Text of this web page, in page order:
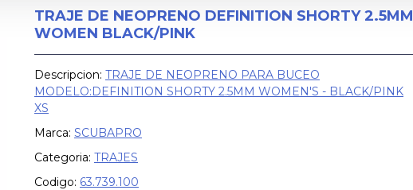
TRAJE DE NEOPRENO DEFINITION SHORTY 2.5MM
WOMEN BLACK/PINK
Descripcion: TRAJE DE NEOPRENO PARA BUCEO
MODELO:DEFINITION SHORTY 2.5MM WOMEN'S - BLACK/PINK
XS
Marca: SCUBAPRO
Categoria: TRAJES
Codigo: 63.739.100